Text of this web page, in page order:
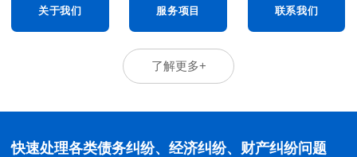
关于我们 服务项目 联系我们
了解更多+
快速处理各类债务纠纷、经济纠纷、财产纠纷问题